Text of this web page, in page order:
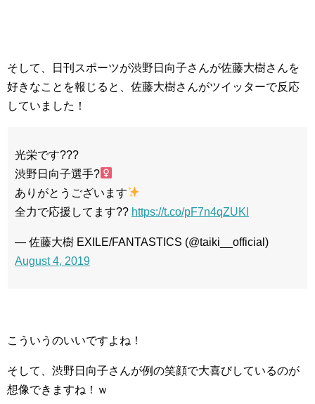
そして、日刊スポーツが渋野日向子さんが佐藤大樹さんを
好きなことを報じると、佐藤大樹さんがツイッターで反応
していました！
光栄です???
渋野日向子選手?
ありがとうございます
全力で応援してます?? https://t.co/pF7n4qZUKl
— 佐藤大樹 EXILE/FANTASTICS (@taiki__official)
August 4, 2019
こういうのいいですよね！
そして、渋野日向子さんが例の笑顔で大喜びしているのが
想像できますね！ｗ